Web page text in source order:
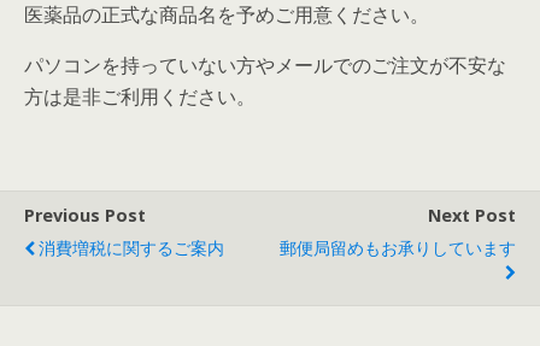
医薬品の正式な商品名を予めご用意ください。
パソコンを持っていない方やメールでのご注文が不安な
方は是非ご利用ください。
Previous Post
消費増税に関するご案内
Next Post
郵便局留めもお承りしています